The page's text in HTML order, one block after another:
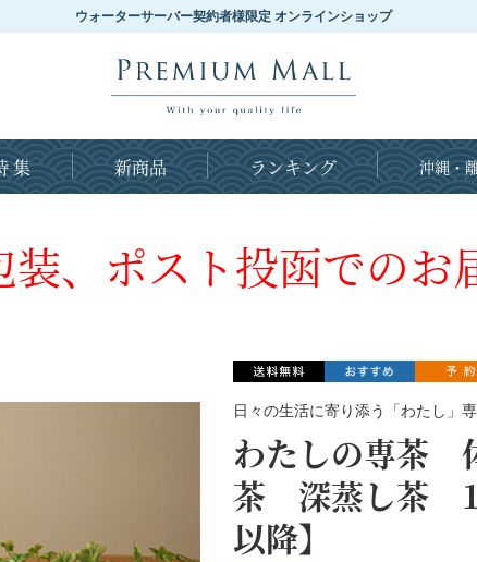
ウォーターサーバー契約者様限定 オンラインショップ
集 新商品 ランキング 沖縄・
、ポスト投函でのお
日々の生活に寄り添う「わたし」
わたしの専茶
茶 深蒸し茶
以降】